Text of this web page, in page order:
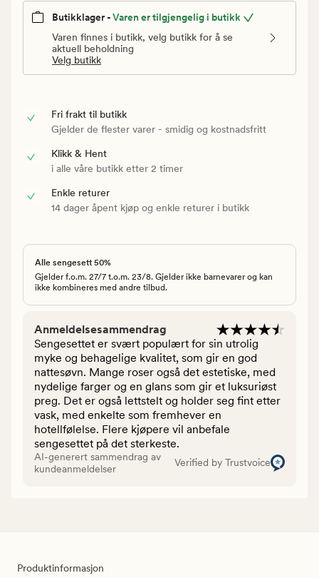
Butikklager -Varen er tilgjengelig i butikk
Varen finnes i butikk, velg butikk for å se
aktuell beholdning
Velg butikk
Fri frakt til butikk
Gjelder de flester varer - smidig og kostnadsfritt
Klikk & Hent
i alle våre butikk etter 2 timer
Enkle returer
14 dager åpent kjøp og enkle returer i butikk
Alle sengesett 50%
Gjelder f.o.m. 27/7 t.o.m. 23/8. Gjelder ikke barnevarer og kan
ikke kombineres med andre tilbud.
Anmeldelsesammendrag
Sengesettet er svært populært for sin utrolig
myke og behagelige kvalitet, som gir en god
nattesøvn. Mange roser også det estetiske, med
nydelige farger og en glans som gir et luksuriøst
preg. Det er også lettstelt og holder seg fint etter
vask, med enkelte som fremhever en
hotellfølelse. Flere kjøpere vil anbefale
sengesettet på det sterkeste.
AI-generert sammendrag av
kundeanmeldelser
Verified by Trustvoice
Produktinformasjon